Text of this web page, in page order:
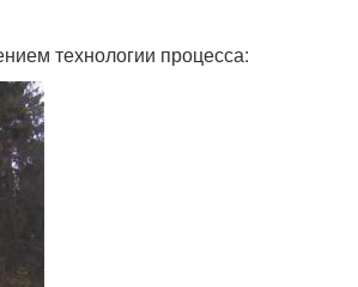
технологии процесса: